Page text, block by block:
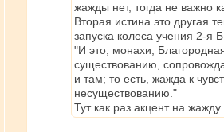
жажды нет, тогда не важно
Вторая истина это другая
запуска колеса учения 2-я
"И это, монахи,
существованию,
и там; то есть, жажда к
несуществованию."
Тут как раз акцент на